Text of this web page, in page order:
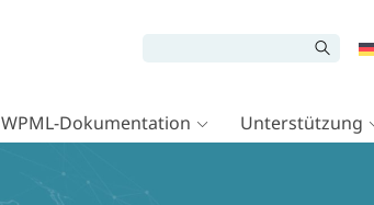
WPML-Dokumentation Unterstützung